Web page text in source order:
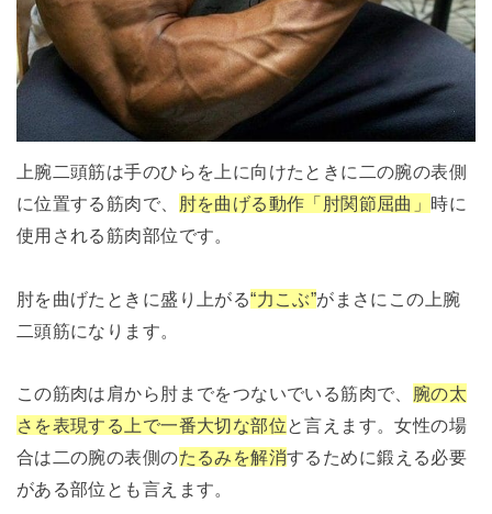
上腕二頭筋は手のひらを上に向けたときに二の腕の表側
に位置する筋肉で、
肘を曲げる動作「肘関節屈曲」 時に
使用される筋肉部位です。
肘を曲げたときに盛り上がる“力こぶ”がまさにこの上腕
二頭筋になります。
この筋肉は肩から肘までをつないでいる筋肉で、
腕の太
さを表現する上で一番大切な部位と言えます。女性の場
合は二の腕の表側のたるみを解消するために鍛える必要
がある部位とも言えます。